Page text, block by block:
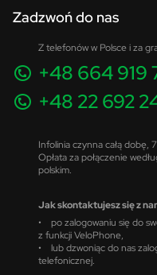
Zadzwoń do nas
Z telefonów w Polsce i za
+48 664 919
+48 22 692
Infolinia czynna całą dobę,
Opłata za połączenie
polskim.
Jak skontaktujesz się z
• po zalogowaniu się do
z funkcji VeloPhone,
• lub dzwoniąc do nas
telefonicznej.